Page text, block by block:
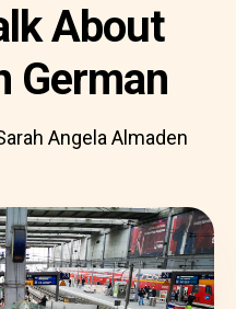
About
German
Angela Almaden